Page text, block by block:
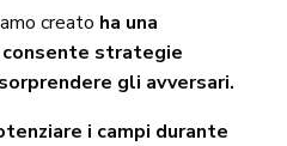
creato ha una
strategie
gli avversari.
i campi durante